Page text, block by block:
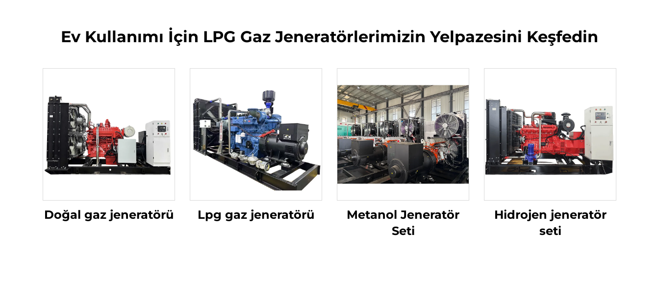
Ev Kullanımı İçin LPG Gaz Jeneratörlerimizin Yelpazesini Keşfedin
Doğal gaz jeneratörü Lpg gaz jeneratörü
Metanol Jeneratör
Seti
Hidrojen jeneratör
seti